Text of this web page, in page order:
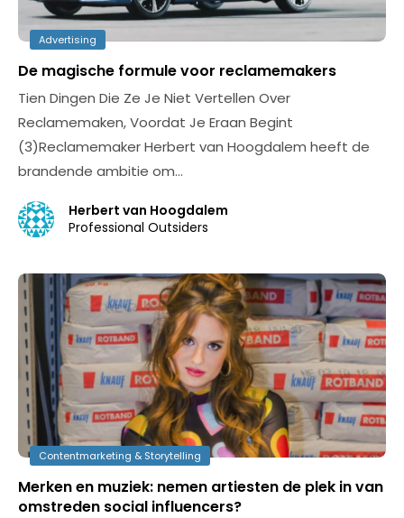
Advertising
De magische formule voor reclamemakers
Tien Dingen Die Ze Je Niet Vertellen Over
Reclamemaken, Voordat Je Eraan Begint
(3)Reclamemaker Herbert van Hoogdalem heeft de
brandende ambitie om…
Herbert van Hoogdalem
Professional Outsiders
Contentmarketing & Storytelling
Merken en muziek: nemen artiesten de plek in van
omstreden social influencers?